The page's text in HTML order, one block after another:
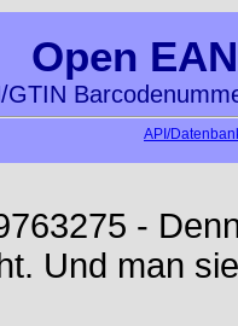
Open
GTIN
API/
-
Und man